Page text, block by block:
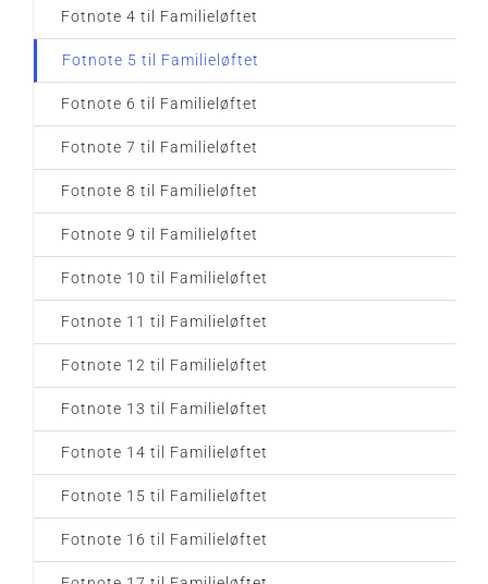
Fotnote 4 til Familieløftet
Fotnote 5 til Familieløftet
Fotnote 6 til Familieløftet
Fotnote 7 til Familieløftet
Fotnote 8 til Familieløftet
Fotnote 9 til Familieløftet
Fotnote 10 til Familieløftet
Fotnote 11 til Familieløftet
Fotnote 12 til Familieløftet
Fotnote 13 til Familieløftet
Fotnote 14 til Familieløftet
Fotnote 15 til Familieløftet
Fotnote 16 til Familieløftet